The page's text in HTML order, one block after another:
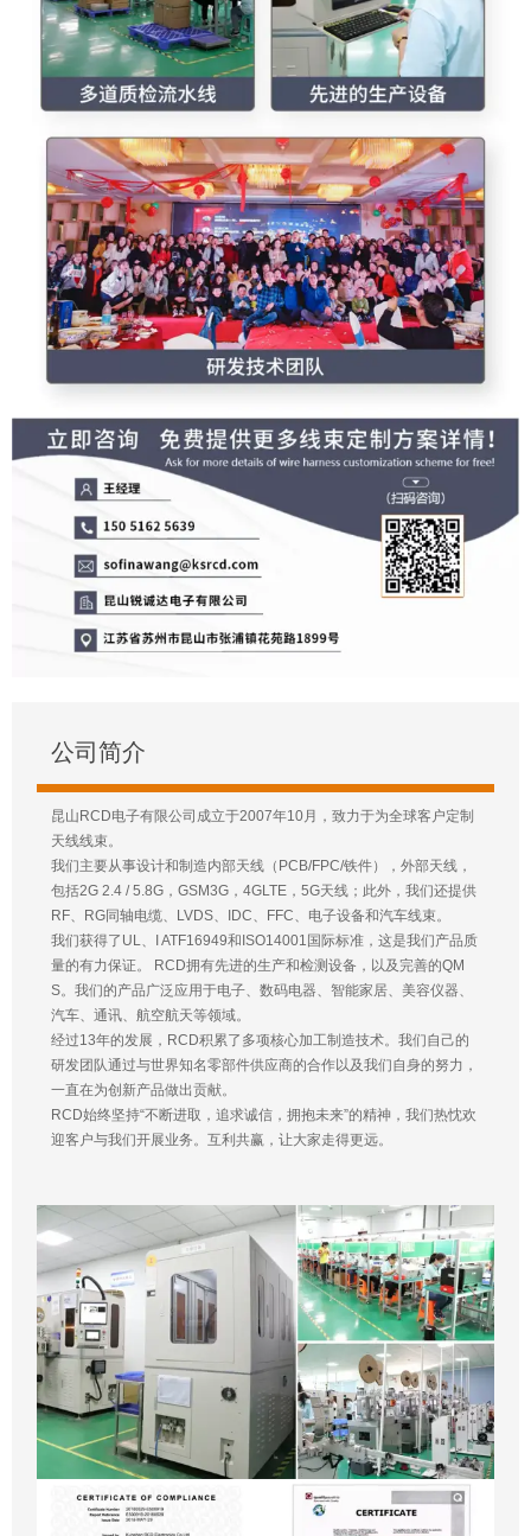
公司简介
昆山RCD电子有限公司成立于2007年10月，致力于为全球客户定制
天线线束。
我们主要从事设计和制造内部天线（PCB/FPC/铁件），外部天线，
包括2G 2.4 / 5.8G，GSM3G，4GLTE，5G天线；此外，我们还提供
RF、RG同轴电缆、LVDS、IDC、FFC、电子设备和汽车线束。
我们获得了UL、I ATF16949和ISO14001国际标准，这是我们产品质
量的有力保证。 RCD拥有先进的生产和检测设备，以及完善的QM
S。我们的产品广泛应用于电子、数码电器、智能家居、美容仪器、
汽车、通讯、航空航天等领域。
经过13年的发展，RCD积累了多项核心加工制造技术。我们自己的
研发团队通过与世界知名零部件供应商的合作以及我们自身的努力，
一直在为创新产品做出贡献。
RCD始终坚持“不断进取，追求诚信，拥抱未来”的精神，我们热忱欢
迎客户与我们开展业务。互利共赢，让大家走得更远。